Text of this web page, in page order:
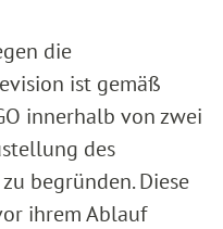
die
ist gemäß
innerhalb von zwei
des
begründen. Diese
ihrem Ablauf